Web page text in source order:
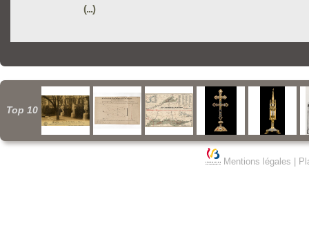
(...)
Top 10
Mentions légales